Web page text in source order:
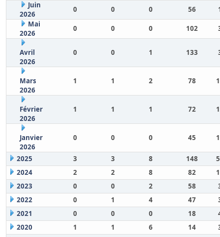
Juin
2026
0 0 0 56
Mai
2026
0 0 0 102
Avril
2026
0 0 1 133
Mars
2026
1 1 2 78
Février
2026
1 1 1 72
Janvier
2026
0 0 0 45
2025 3 3 8 148
2024
2 2 8 82
2023
0 0 2 58
2022
0 1 4 47
2021
0 0 0 18
2020
1 1 6 14